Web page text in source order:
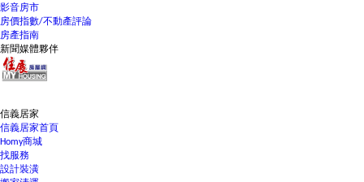
影音房市
房價指數/不動產評論
房產指南
新聞媒體夥伴
信義居家
信義居家首頁
Homy商城
找服務
設計裝潢